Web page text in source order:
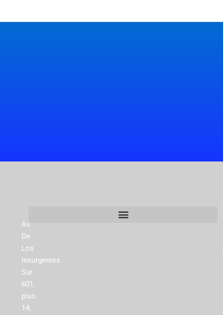
Av.
De
Los
Insurgentes
Sur
601,
piso
14,